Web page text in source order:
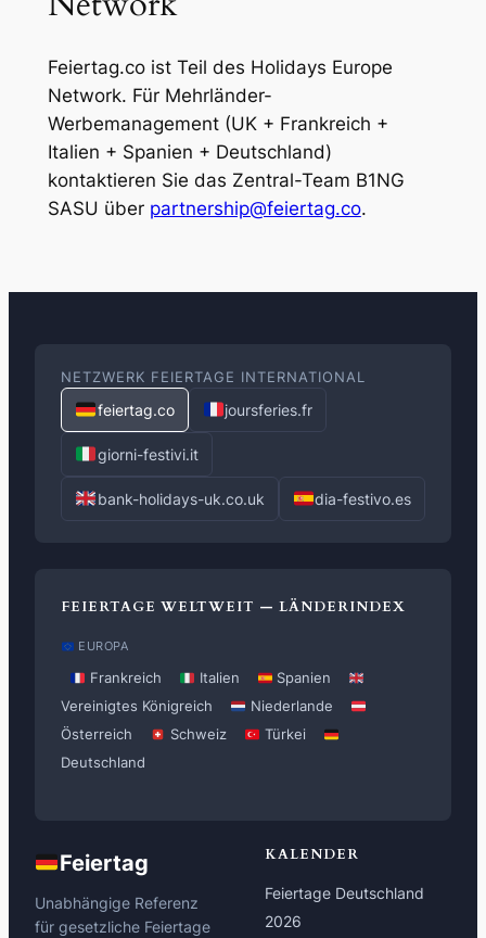
Feiertag.co ist Teil des Holidays Europe
Network. Für Mehrländer-
Werbemanagement (UK + Frankreich +
Italien + Spanien + Deutschland)
kontaktieren Sie das Zentral-Team B1NG
SASU über partnership@feiertag.co.
NETZWERK FEIERTAGE INTERNATIONAL
feiertag.co joursferies.fr
giorni-festivi.it
bank-holidays-uk.co.uk dia-festivo.es
FEIERTAGE WELTWEIT — LÄNDERINDEX
EUROPA
Frankreich Italien
Spanien
Vereinigtes Königreich
Niederlande
Österreich
Schweiz
Türkei
Deutschland
Feiertag
Unabhängige Referenz
für gesetzliche Feiertage
KALENDER
Feiertage Deutschland
2026